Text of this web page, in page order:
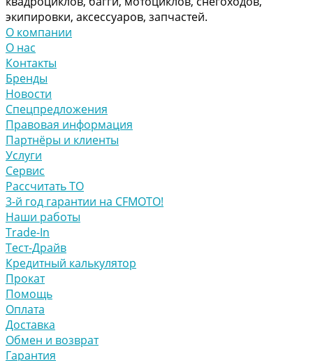
экипировки, аксессуаров, запчастей.
О компании
О нас
Контакты
Бренды
Новости
Спецпредложения
Правовая информация
Партнёры и клиенты
Услуги
Сервис
Рассчитать ТО
3-й год гарантии на CFMOTO!
Наши работы
Trade-In
Тест-Драйв
Кредитный калькулятор
Прокат
Помощь
Оплата
Доставка
Обмен и возврат
Гарантия